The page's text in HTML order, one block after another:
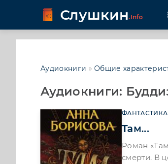
Слушкин.Info
Аудиокниги »Общие
Аудиокниги:
ФАНТАСТИКА
Там...
Роман
смерти. В